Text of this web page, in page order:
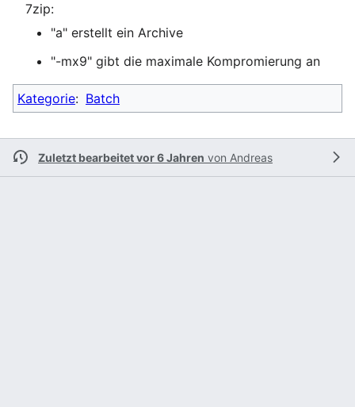
7zip:
"a" erstellt ein Archive
"-mx9" gibt die maximale Kompromierung an
Kategorie: Batch
Zuletzt bearbeitet vor 6 Jahren von Andreas